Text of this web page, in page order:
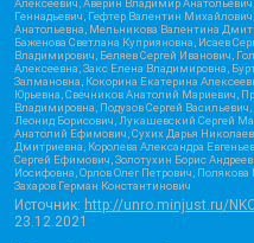
Алексеевич, Аверин Владимир
Геннадьевич, Гефтер Валентин
Анатольевна, Мельникова Валентина
Баженова Светлана Куприяновна, Исаев
Владимирович, Беляев Сергей Иванович,
Алексеевна, Закс Елена Владимировна,
Залмановна, Кокорина Екатерина
Юрьевна, Свечников Анатолий Мариевич,
Владимировна, Подузов Сергей
Леонид Борисович, Лукашевский Сергей
Анатолий Ефимович, Сухих Дарья
Дмитриевна, Королева Александра
Сергей Ефимович, Золотухин Борис
Иосифовна, Орлов Олег Петрович,
Захаров Герман Константинович
Источник: http://unro.minjust.ru/
23.12.2021